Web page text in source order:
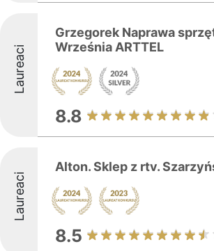
Laureaci
Grzegorek Naprawa
Września ARTTEL
8.8
Laureaci
Alton. Sklep z rtv.
8.5